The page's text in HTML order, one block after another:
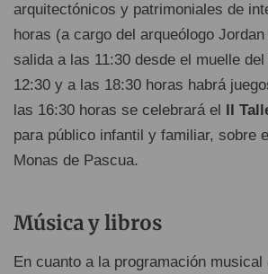
arquitectónicos y patrimoniales de
horas (a cargo del arqueólogo
salida a las 11:30 desde el muelle
12:30 y a las 18:30 horas habrá
las 16:30 horas se celebrará el II
para público infantil y familiar, sobre
Monas de Pascua.
Música y libros
En cuanto a la programación musical